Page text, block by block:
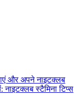
और अपने नाइटक्लब
नाइटक्लब स्टैमिना टिप्स